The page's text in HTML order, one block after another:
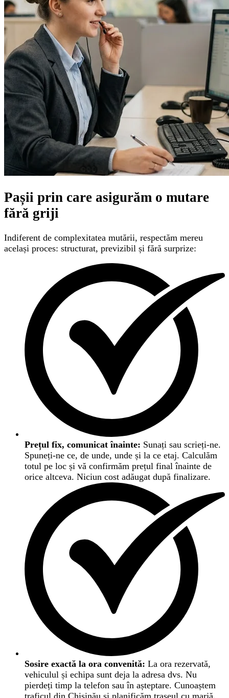
Pașii prin care asigurăm o mutare
fără griji
Indiferent de complexitatea mutării, respectăm mereu
același proces: structurat, previzibil și fără surprize:
Prețul fix, comunicat înainte: Sunați sau scrieți-ne.
Spuneți-ne ce, de unde, unde și la ce etaj. Calculăm
totul pe loc și vă confirmăm prețul final înainte de
orice altceva. Niciun cost adăugat după finalizare.
Sosire exactă la ora convenită: La ora rezervată,
vehiculul și echipa sunt deja la adresa dvs. Nu
pierdeți timp la telefon sau în așteptare. Cunoaștem